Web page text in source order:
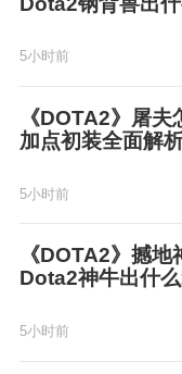
5小时前
《DOTA2》屠夫
加点初装全面解
5小时前
《DOTA2》撼地
Dota2神牛出什
5小时前